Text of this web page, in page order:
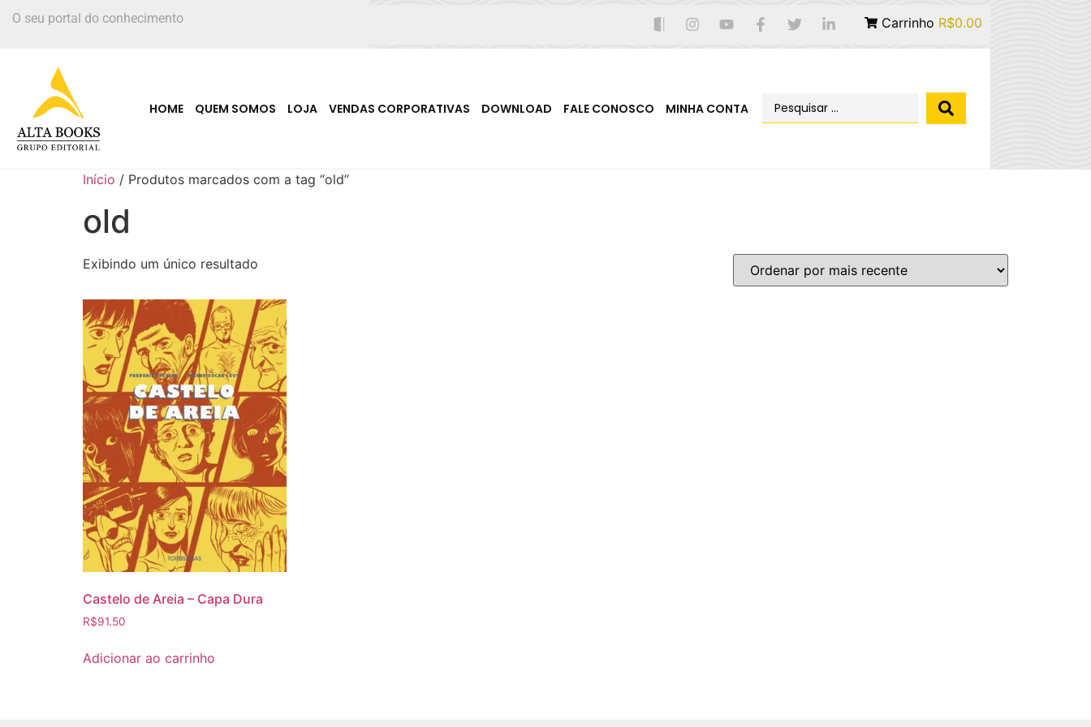
O seu portal do conhecimento Carrinho R$0.00
HOME QUEM SOMOS LOJA VENDAS CORPORATIVAS DOWNLOAD FALE CONOSCO MINHA CONTA
Início / Produtos marcados com a tag “old”
old
Exibindo um único resultado
Castelo de Areia – Capa Dura
R$91.50
Adicionar ao carrinho